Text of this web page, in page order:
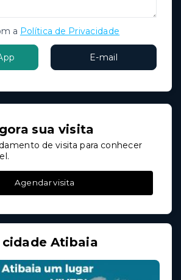
a Política de Privacidade
E-mail
sua visita
de visita para conhecer
Agendar visita
cidade Atibaia